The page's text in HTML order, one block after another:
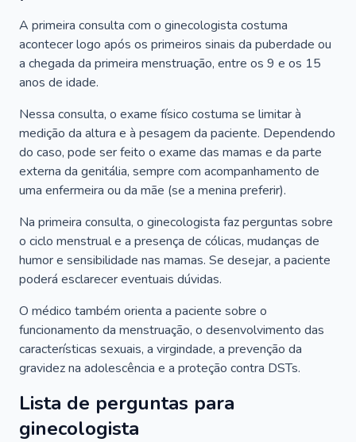
A primeira consulta com o ginecologista costuma
acontecer logo após os primeiros sinais da puberdade ou
a chegada da primeira menstruação, entre os 9 e os 15
anos de idade.
Nessa consulta, o exame físico costuma se limitar à
medição da altura e à pesagem da paciente. Dependendo
do caso, pode ser feito o exame das mamas e da parte
externa da genitália, sempre com acompanhamento de
uma enfermeira ou da mãe (se a menina preferir).
Na primeira consulta, o ginecologista faz perguntas sobre
o ciclo menstrual e a presença de cólicas, mudanças de
humor e sensibilidade nas mamas. Se desejar, a paciente
poderá esclarecer eventuais dúvidas.
O médico também orienta a paciente sobre o
funcionamento da menstruação, o desenvolvimento das
características sexuais, a virgindade, a prevenção da
gravidez na adolescência e a proteção contra DSTs.
Lista de perguntas para
ginecologista